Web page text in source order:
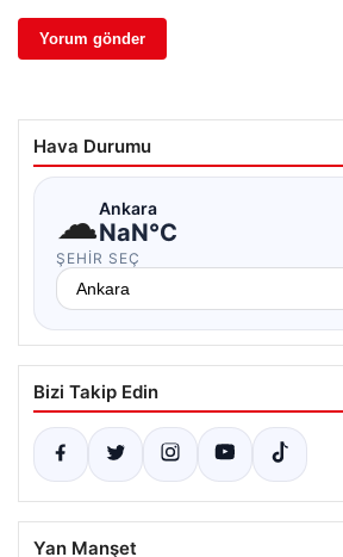
Hava Durumu
☁Ankara
NaN°C
ŞEHIR SEÇ
Bizi Takip Edin
Yan Manşet